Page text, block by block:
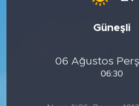
Güneşli
06 Ağustos
06:30